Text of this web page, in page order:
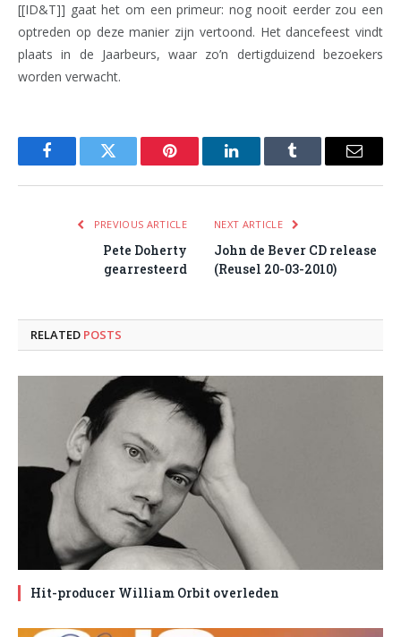
[[ID&T]] gaat het om een primeur: nog nooit eerder zou een
optreden op deze manier zijn vertoond. Het dancefeest vindt
plaats in de Jaarbeurs, waar zo’n dertigduizend bezoekers
worden verwacht.
FacebookTwitter Pinterest LinkedInTumblr Email
PREVIOUS ARTICLE
Pete Doherty
gearresteerd
NEXT ARTICLE
John de Bever CD release
(Reusel 20-03-2010)
RELATED POSTS
Hit-producer William Orbit overleden